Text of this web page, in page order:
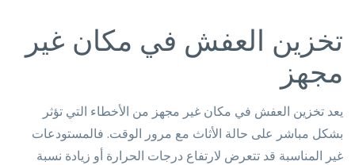
تخزين العفش في مكان غير
مجهز
يعد تخزين العفش في مكان غير مجهز من الأخطاء التي تؤثر
بشكل مباشر على حالة الأثاث مع مرور الوقت. فالمستودعات
غير المناسبة قد تتعرض لارتفاع درجات الحرارة أو زيادة نسبة